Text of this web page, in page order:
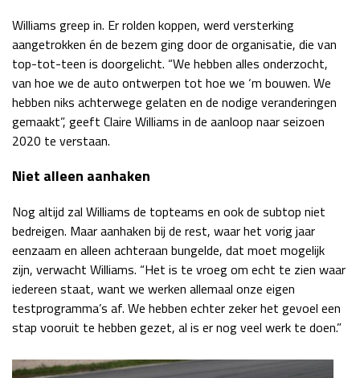
Williams greep in. Er rolden koppen, werd versterking
aangetrokken én de bezem ging door de organisatie, die van
top-tot-teen is doorgelicht. “We hebben alles onderzocht,
van hoe we de auto ontwerpen tot hoe we ‘m bouwen. We
hebben niks achterwege gelaten en de nodige veranderingen
gemaakt”, geeft Claire Williams in de aanloop naar seizoen
2020 te verstaan.
Niet alleen aanhaken
Nog altijd zal Williams de topteams en ook de subtop niet
bedreigen. Maar aanhaken bij de rest, waar het vorig jaar
eenzaam en alleen achteraan bungelde, dat moet mogelijk
zijn, verwacht Williams. “Het is te vroeg om echt te zien waar
iedereen staat, want we werken allemaal onze eigen
testprogramma’s af. We hebben echter zeker het gevoel een
stap vooruit te hebben gezet, al is er nog veel werk te doen.”